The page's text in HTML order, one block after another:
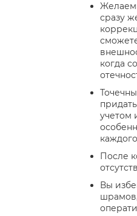
сразу
когда
учетом
После
Вы